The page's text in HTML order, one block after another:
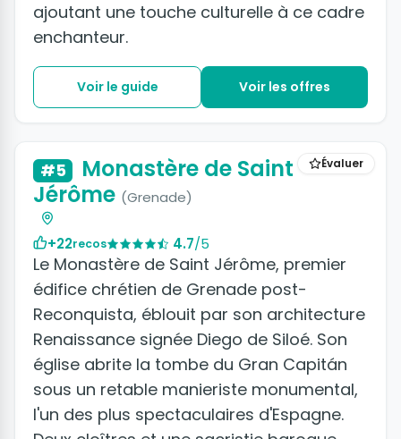
ajoutant une touche culturelle à ce cadre
enchanteur.
Voir le guide Voir les offres
Évaluer
#5
Monastère de Saint
Jérôme (Grenade)
+22recos 4.7/5
Le Monastère de Saint Jérôme, premier
édifice chrétien de Grenade post-
Reconquista, éblouit par son architecture
Renaissance signée Diego de Siloé. Son
église abrite la tombe du Gran Capitán
sous un retable manieriste monumental,
l'un des plus spectaculaires d'Espagne.